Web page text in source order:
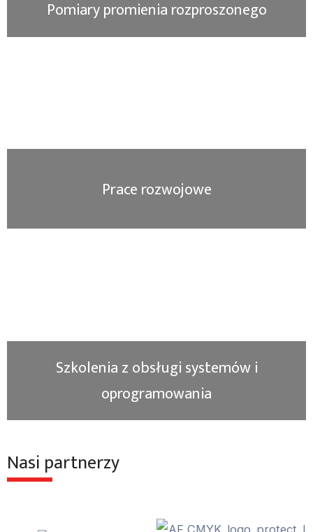
Pomiary promienia rozproszonego
Prace rozwojowe
Szkolenia z obsługi systemów i
oprogramowania
Nasi partnerzy